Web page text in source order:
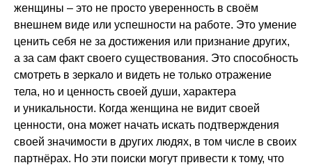
женщины – это не просто уверенность в своём
внешнем виде или успешности на работе. Это умение
ценить себя не за достижения или признание других,
а за сам факт своего существования. Это способность
смотреть в зеркало и видеть не только отражение
тела, но и ценность своей души, характера
и уникальности. Когда женщина не видит своей
ценности, она может начать искать подтверждения
своей значимости в других людях, в том числе в своих
партнёрах. Но эти поиски могут привести к тому, что